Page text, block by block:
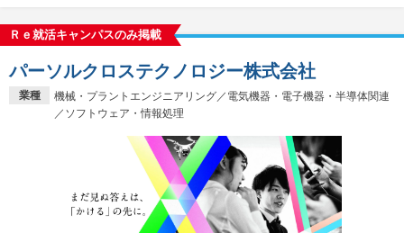
Ｒｅ就活キャンパスのみ掲載
業種
機械・プラントエンジニアリング／電気機器・電子機器・半導体関連
／ソフトウェア・情報処理
パーソルクロステクノロジー株式会社